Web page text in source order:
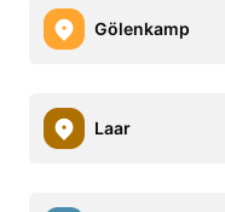
Gölenkamp
Laar